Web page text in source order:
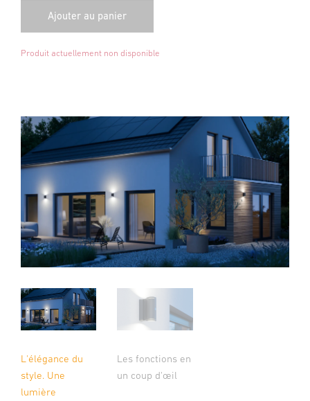
Produit actuellement non disponible
L'élégance du
style. Une
lumière
Les fonctions en
un coup d'œil